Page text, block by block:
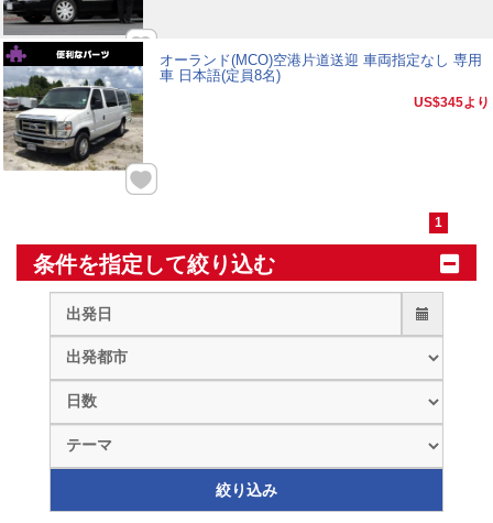
オーランド(MCO)空港片道送迎 車両指定なし 専用
車 日本語(定員8名)
US$345より
1
条件を指定して絞り込む